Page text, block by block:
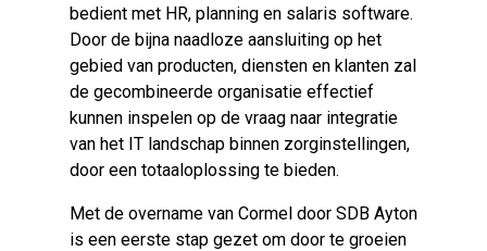
bedient met HR, planning en salaris software.
Door de bijna naadloze aansluiting op het
gebied van producten, diensten en klanten zal
de gecombineerde organisatie effectief
kunnen inspelen op de vraag naar integratie
van het IT landschap binnen zorginstellingen,
door een totaaloplossing te bieden.
Met de overname van Cormel door SDB Ayton
is een eerste stap gezet om door te groeien